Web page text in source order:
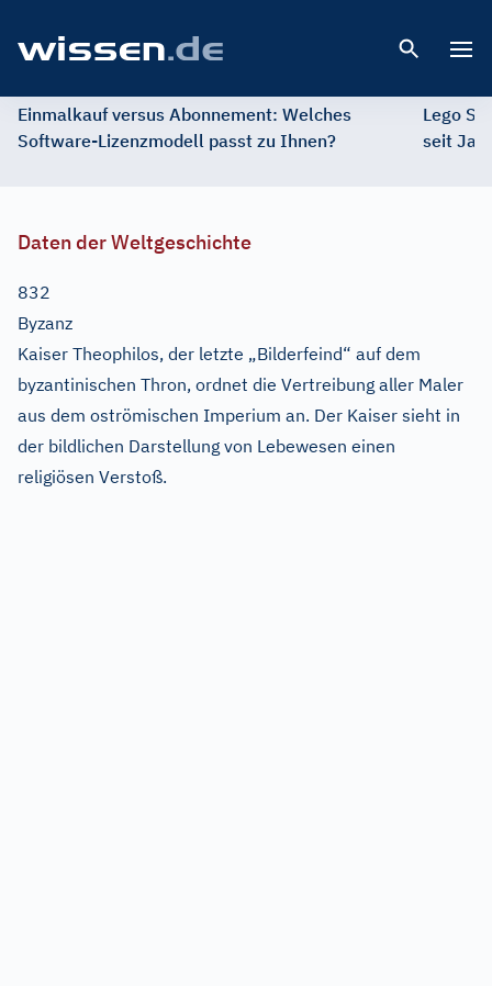
Einmalkauf versus Abonnement: Welches
Software-Lizenzmodell passt zu Ihnen?
Lego
seit
Daten der Weltgeschichte
832
Byzanz
Kaiser Theophilos, der letzte „Bilderfeind“ auf dem
byzantinischen Thron, ordnet die Vertreibung aller Maler
aus dem oströmischen Imperium an. Der Kaiser sieht in
der bildlichen Darstellung von Lebewesen einen
religiösen Verstoß.